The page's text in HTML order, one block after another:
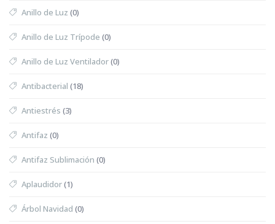
Anillo de Luz (0)
Anillo de Luz Trípode (0)
Anillo de Luz Ventilador(0)
Antibacterial (18)
Antiestrés (3)
Antifaz (0)
Antifaz Sublimación (0)
Aplaudidor(1)
Árbol Navidad (0)